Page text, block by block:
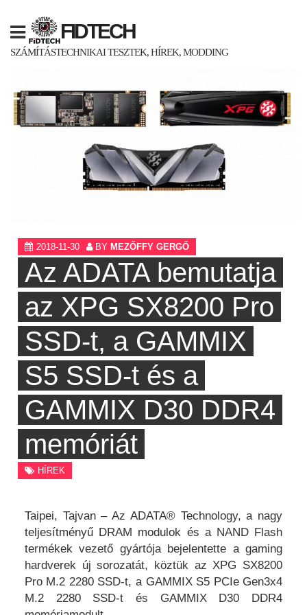
content
FIDTECH
SZÁMÍTÁSTECHNIKAI TESZTEK, HÍREK, MODDING
2018-11-30 BY MEZŐFFY GERGŐ
Az ADATA bemutatja
az XPG SX8200 Pro
SSD-t, a GAMMIX
S5 SSD-t és a
GAMMIX D30 DDR4
memóriát
HÍREK
Taipei, Tajvan – Az ADATA® Technology, a nagy
teljesítményű DRAM modulok és a NAND Flash
termékek vezető gyártója bejelentette a gaming
hardverek új sorozatát, köztük az XPG SX8200
Pro M.2 2280 SSD-t, a GAMMIX S5 PCIe Gen3x4
M.2 2280 SSD-t és GAMMIX D30 DDR4